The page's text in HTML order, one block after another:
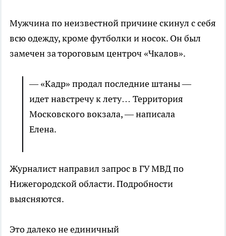
Мужчина по неизвестной причине скинул с себя
всю одежду, кроме футболки и носок. Он был
замечен за тороговым центроч «Чкалов».
— «Кадр» продал последние штаны —
идет навстречу к лету… Территория
Московского вокзала, — написала
Елена.
Журналист направил запрос в ГУ МВД по
Нижегородской области. Подробности
выясняются.
Это далеко не единичный